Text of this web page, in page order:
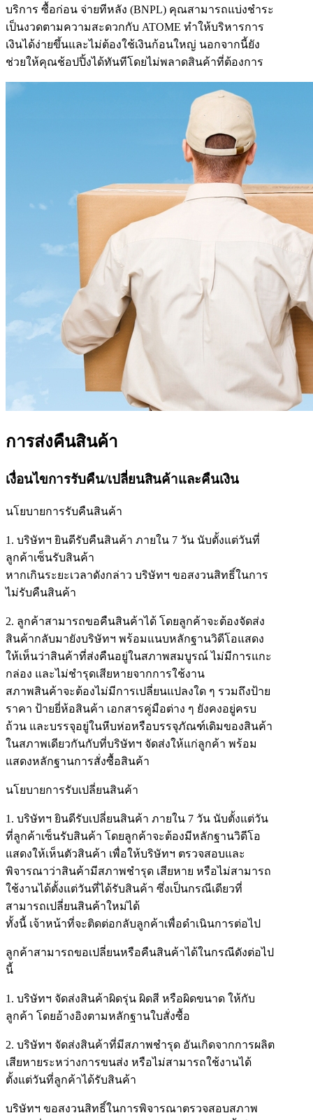
บริการ ซื้อก่อน จ่ายทีหลัง (BNPL) คุณสามารถแบ่งชำระ
เป็นงวดตามความสะดวกกับ ATOME ทำให้บริหารการ
เงินได้ง่ายขึ้นและไม่ต้องใช้เงินก้อนใหญ่ นอกจากนี้ยัง
ช่วยให้คุณช้อปปิ้งได้ทันทีโดยไม่พลาดสินค้าที่ต้องการ
การส่งคืนสินค้า
เงื่อนไขการรับคืน/เปลี่ยนสินค้าและคืนเงิน
นโยบายการรับคืนสินค้า
1. บริษัทฯ ยินดีรับคืนสินค้า ภายใน 7 วัน นับตั้งแต่วันที่
ลูกค้าเซ็นรับสินค้า
หากเกินระยะเวลาดังกล่าว บริษัทฯ ขอสงวนสิทธิ์ในการ
ไม่รับคืนสินค้า
2. ลูกค้าสามารถขอคืนสินค้าได้ โดยลูกค้าจะต้องจัดส่ง
สินค้ากลับมายังบริษัทฯ พร้อมแนบหลักฐานวิดีโอแสดง
ให้เห็นว่าสินค้าที่ส่งคืนอยู่ในสภาพสมบูรณ์ ไม่มีการแกะ
กล่อง และไม่ชำรุดเสียหายจากการใช้งาน
สภาพสินค้าจะต้องไม่มีการเปลี่ยนแปลงใด ๆ รวมถึงป้าย
ราคา ป้ายยี่ห้อสินค้า เอกสารคู่มือต่าง ๆ ยังคงอยู่ครบ
ถ้วน และบรรจุอยู่ในหีบห่อหรือบรรจุภัณฑ์เดิมของสินค้า
ในสภาพเดียวกันกับที่บริษัทฯ จัดส่งให้แก่ลูกค้า พร้อม
แสดงหลักฐานการสั่งซื้อสินค้า
นโยบายการรับเปลี่ยนสินค้า
1. บริษัทฯ ยินดีรับเปลี่ยนสินค้า ภายใน 7 วัน นับตั้งแต่วัน
ที่ลูกค้าเซ็นรับสินค้า โดยลูกค้าจะต้องมีหลักฐานวิดีโอ
แสดงให้เห็นตัวสินค้า เพื่อให้บริษัทฯ ตรวจสอบและ
พิจารณาว่าสินค้ามีสภาพชำรุด เสียหาย หรือไม่สามารถ
ใช้งานได้ตั้งแต่วันที่ได้รับสินค้า ซึ่งเป็นกรณีเดียวที่
สามารถเปลี่ยนสินค้าใหม่ได้
ทั้งนี้ เจ้าหน้าที่จะติดต่อกลับลูกค้าเพื่อดำเนินการต่อไป
ลูกค้าสามารถขอเปลี่ยนหรือคืนสินค้าได้ในกรณีดังต่อไป
นี้
1. บริษัทฯ จัดส่งสินค้าผิดรุ่น ผิดสี หรือผิดขนาด ให้กับ
ลูกค้า โดยอ้างอิงตามหลักฐานใบสั่งซื้อ
2. บริษัทฯ จัดส่งสินค้าที่มีสภาพชำรุด อันเกิดจากการผลิต
เสียหายระหว่างการขนส่ง หรือไม่สามารถใช้งานได้
ตั้งแต่วันที่ลูกค้าได้รับสินค้า
บริษัทฯ ขอสงวนสิทธิ์ในการพิจารณาตรวจสอบสภาพ